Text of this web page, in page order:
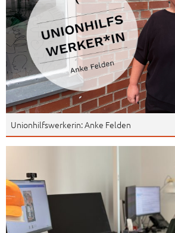
Unionhilfswerkerin: Anke Felden